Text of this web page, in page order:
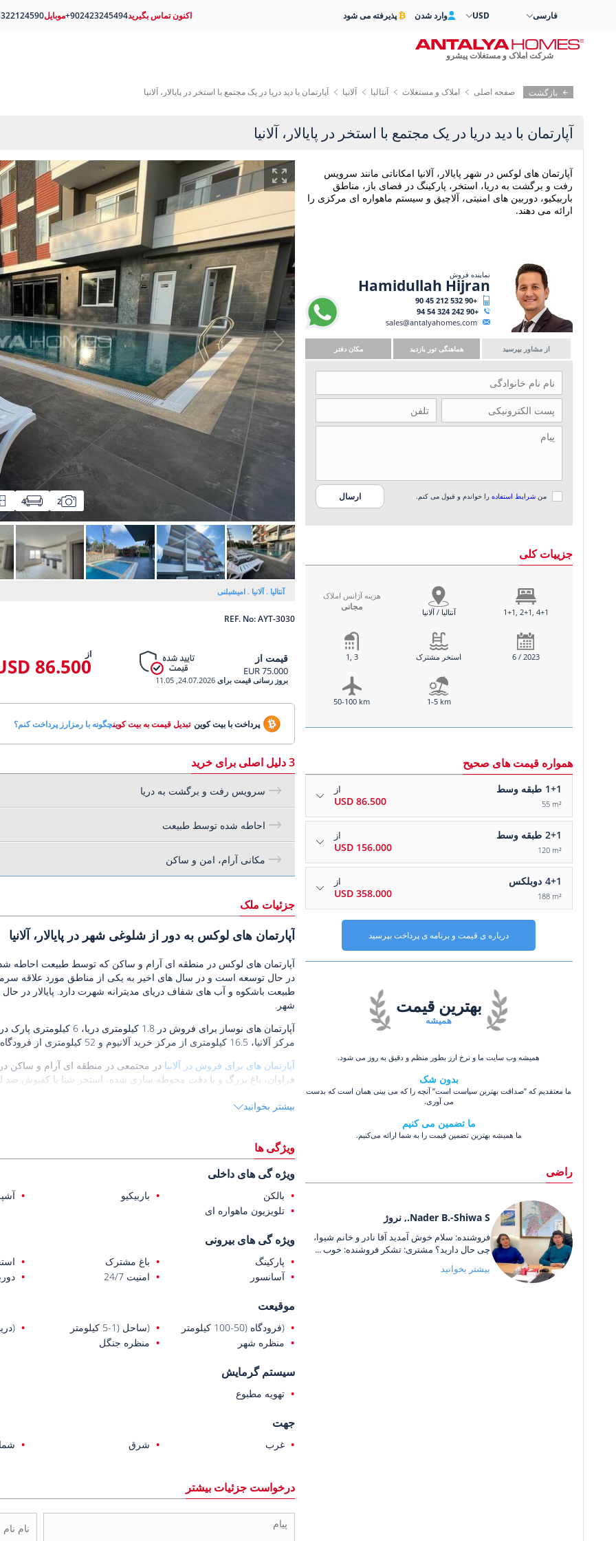
بازگشت صفحه اصلی املاک و مستغلات آنتالیا آلانیا آپارتمان با دید دریا در یک مجتمع با استخر در پایالار، آلانیا
آپارتمان با دید دریا در یک مجتمع با استخر در پایالار، آلانیا
2
4
آنتالیا آلانیا امیشبلنی
REF. No: AYT-3030
آپارتمان های لوکس در شهر پایالار، آلانیا امکاناتی مانند سرویس
رفت و برگشت به دریا، استخر، پارکینگ در فضای باز، مناطق
باربیکیو، دوربین های امنیتی، آلاچیق و سیستم ماهواره ای مرکزی را
ارائه می دهند.
قیمت از
75.000 EUR
از
86.500 USD
بروز رسانی قیمت برای24.07.2026, 11.05
پرداخت با بیت کوین تبدیل قیمت به بیت کوینچگونه با رمزارز پرداخت کنم؟
نماینده فروش
Hamidullah Hijran
+90 532 212 45 90
+90 242 324 54 94
sales@antalyahomes.com
از مشاور بپرسید هماهنگی تور بازدید مکان دفتر
من شرایط استفاده را خواندم و قبول می کنم.
جزییات کلی
هزینه آژانس املاک
مجانی آنتالیا / آلانیا 1+1, 2+1, 4+1
1, 3 استخر مشترک 6 / 2023
50-100 km 1-5 km
همواره قیمت های صحیح
1+1 طبقه وسط
55 m²
از
86.500 USD
2+1 طبقه وسط
120 m²
از
156.000 USD
4+1 دوبلکس
188 m²
از
358.000 USD
درباره ی قیمت و برنامه ی پرداخت بپرسید
3 دلیل اصلی برای خرید
سرویس رفت و برگشت به دریا
احاطه شده توسط طبیعت
مکانی آرام، امن و ساکن
جزئیات ملک
آپارتمان های لوکس به دور از شلوغی شهر در پایالار، آلانیا
آپارتمان های لوکس در منطقه ای آرام و ساکن که توسط طبیعت احاطه شده
در حال توسعه است و در سال های اخیر به یکی از مناطق مورد علاقه
طبیعت باشکوه و آب های شفاف دریای مدیترانه شهرت دارد. پایالار در
شهر.
مرکز آلانیا، 16.5 کیلومتری از مرکز خرید آلانیوم و 52 کیلومتری از فرودگاه آلانیا-قاضی پاشا قرار دارند.
آپارتمان های برای فروش در آلانیا در مجتمعی در منطقه ای آرام و ساکن در
فراوان، باغ بزرگ و با دقت محوطه سازی شده، استخر شنا با کفپوش ضد
آپارتمان های زیبا به کفپوش های لمینت و سرامیک، دوش، سیستم های
بیشتر بخوانید
ویژگی ها
ویژه گی های داخلی
بالکن باربیکیو
تلویزیون ماهواره ای
ویژه گی های بیرونی
پارکینگ باغ مشترک
آسانسور
امنیت 24/7
موقیعت
(فرودگاه (50-100 کیلومتر (ساحل (1-5 کیلومتر
(دریا (1-5
منظره شهر
منظره جنگل
سیستم گرمایش
تهویه مطبوع
جهت
غرب شرق
همیشه
بهترین قیمت
همیشه وب سایت ما و نرخ ارز بطور منظم و دقیق به روز می شود.
بدون شک
ما معتقدیم که ”صداقت بهترین سیاست است” آنچه را که می بینی همان است که بدست
می آوری.
ما تضمین می کنیم
ما همیشه بهترین تضمین قیمت را به شما ارائه می‌کنیم.
راضی
Nader B.-Shiwa S., نروژ
فروشنده: سلام خوش آمدید آقا نادر و خانم شیوا،
چی حال دارید؟ مشتری: تشکر فروشنده: خوب ...
بیشتر بخوانید
درخواست جزئیات بیشتر
فارسی USD وارد شدن پذیرفته می شود
شرکت املاک و مستغلات پیشرو
اکنون تماس بگیرید+902423245494موبایل